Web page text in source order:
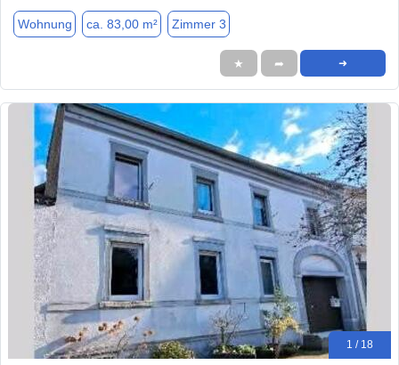
Wohnung ca. 83,00 m² Zimmer 3
★ ➦ ➜
1 / 18